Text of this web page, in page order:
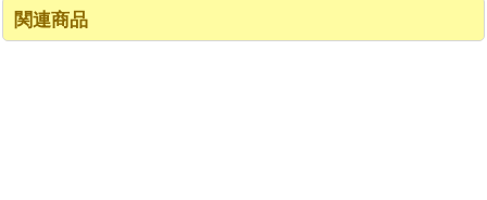
関連商品